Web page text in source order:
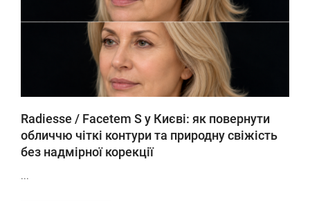
Radiesse / Facetem S у Києві: як повернути
обличчю чіткі контури та природну свіжість
без надмірної корекції
...